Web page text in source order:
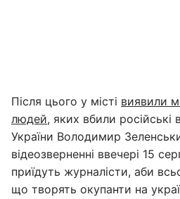
Після цього у місті виявили
людей, яких вбили російські
України Володимир
відеозверненні ввечері 15
приїдуть журналісти, аби
що творять окупанти на